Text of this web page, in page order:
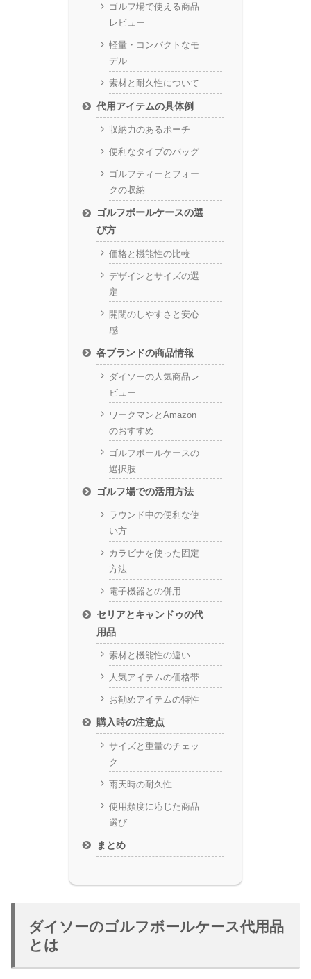
ゴルフ場で使える商品
レビュー
軽量・コンパクトなモ
デル
素材と耐久性について
代用アイテムの具体例
収納力のあるポーチ
便利なタイプのバッグ
ゴルフティーとフォー
クの収納
ゴルフボールケースの選
び方
価格と機能性の比較
デザインとサイズの選
定
開閉のしやすさと安心
感
各ブランドの商品情報
ダイソーの人気商品レ
ビュー
ワークマンとAmazon
のおすすめ
ゴルフボールケースの
選択肢
ゴルフ場での活用方法
ラウンド中の便利な使
い方
カラビナを使った固定
方法
電子機器との併用
セリアとキャンドゥの代
用品
素材と機能性の違い
人気アイテムの価格帯
お勧めアイテムの特性
購入時の注意点
サイズと重量のチェッ
ク
雨天時の耐久性
使用頻度に応じた商品
選び
まとめ
ダイソーのゴルフボールケース代用品
とは